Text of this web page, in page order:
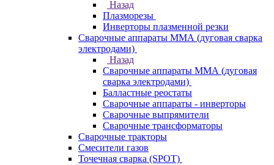
Назад
Плазморезы
Инверторы плазменной резки
Сварочные аппараты ММА (дуговая сварка
электродами)
Назад
Сварочные аппараты ММА (дуговая
сварка электродами)
Балластные реостаты
Сварочные аппараты - инверторы
Сварочные выпрямители
Сварочные трансформаторы
Сварочные тракторы
Смесители газов
Точечная сварка (SPOT)